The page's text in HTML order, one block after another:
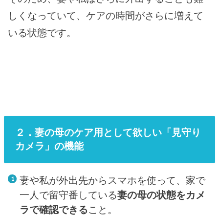
しくなっていて、ケアの時間がさらに増えて
いる状態です。
２．妻の母のケア用として欲しい「見守り
カメラ」の機能
妻や私が外出先からスマホを使って、家で
一人で留守番している妻の母の状態をカメ
ラで確認できること。